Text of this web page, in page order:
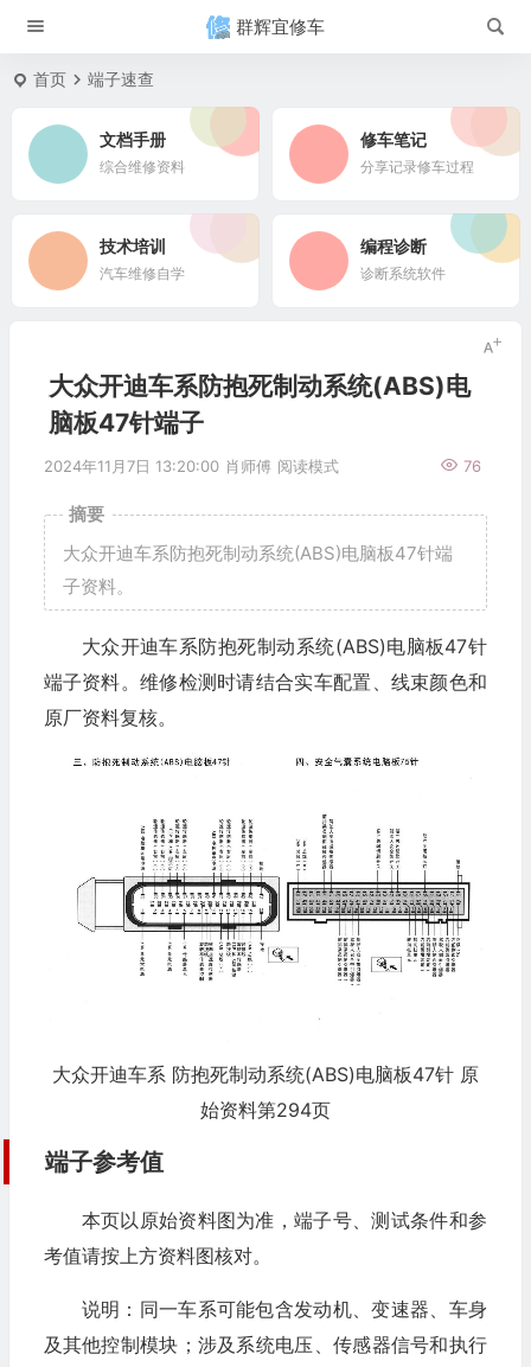
群辉宜修车
首页 端子速查
文档手册
综合维修资料
修车笔记
分享记录修车过程
技术培训
汽车维修自学
编程诊断
诊断系统软件
大众开迪车系防抱死制动系统(ABS)电
脑板47针端子
2024年11月7日 13:20:00 肖师傅 76
阅读模式
摘要
大众开迪车系防抱死制动系统(ABS)电脑板47针端
子资料。
大众开迪车系防抱死制动系统(ABS)电脑板47针
端子资料。维修检测时请结合实车配置、线束颜色和
原厂资料复核。
大众开迪车系 防抱死制动系统(ABS)电脑板47针 原
始资料第294页
端子参考值
本页以原始资料图为准，端子号、测试条件和参
考值请按上方资料图核对。
说明：同一车系可能包含发动机、变速器、车身
及其他控制模块；涉及系统电压、传感器信号和执行